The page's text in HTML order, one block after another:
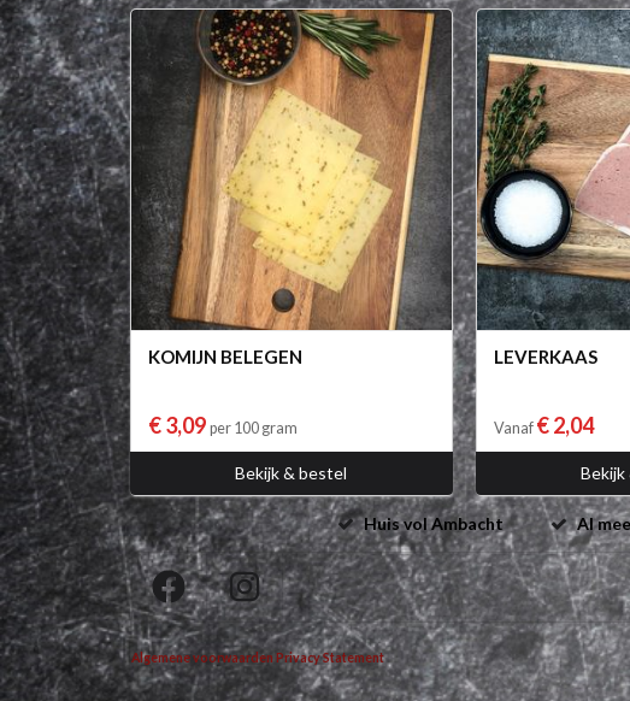
KOMIJN BELEGEN
€ 3,09 per 100 gram
Bekijk & bestel
LEVERKAAS
Vanaf € 2,04
Bekijk
Huis vol Ambacht Al
Algemene voorwaarden Privacy Statement